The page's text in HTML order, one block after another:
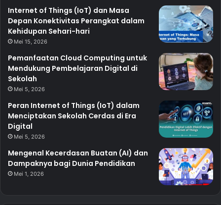
Internet of Things (IoT) dan Masa
Depan Konektivitas Perangkat dalam
Kehidupan Sehari-hari
Mei 15, 2026
Pemanfaatan Cloud Computing untuk
Mendukung Pembelajaran Digital di
Sekolah
Mei 5, 2026
Peran Internet of Things (IoT) dalam
Menciptakan Sekolah Cerdas di Era
Digital
Mei 5, 2026
Mengenal Kecerdasan Buatan (AI) dan
Dampaknya bagi Dunia Pendidikan
Mei 1, 2026